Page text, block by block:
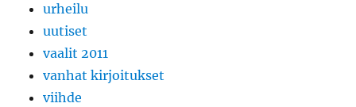
urheilu
uutiset
vaalit 2011
vanhat kirjoitukset
viihde